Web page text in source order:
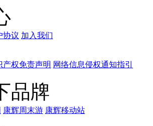
协议 加入我们
产权免责声明 网络信息侵权通知指引
品牌
康辉周末游 康辉移动站